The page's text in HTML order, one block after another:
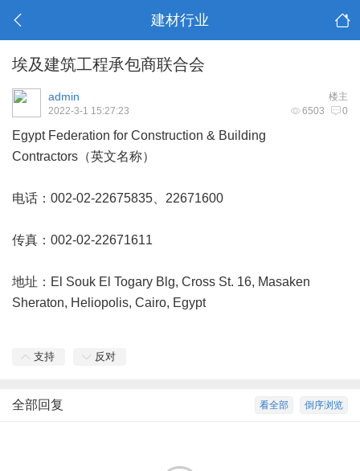
建材行业
埃及建筑工程承包商联合会
楼主
admin
6503 0
2022-3-1 15:27:23
Egypt Federation for Construction & Building
Contractors（英文名称）
电话：002-02-22675835、22671600
传真：002-02-22671611
地址：El Souk El Togary Blg, Cross St. 16, Masaken
Sheraton, Heliopolis, Cairo, Egypt
支持 反对
倒序浏览
看全部
全部回复